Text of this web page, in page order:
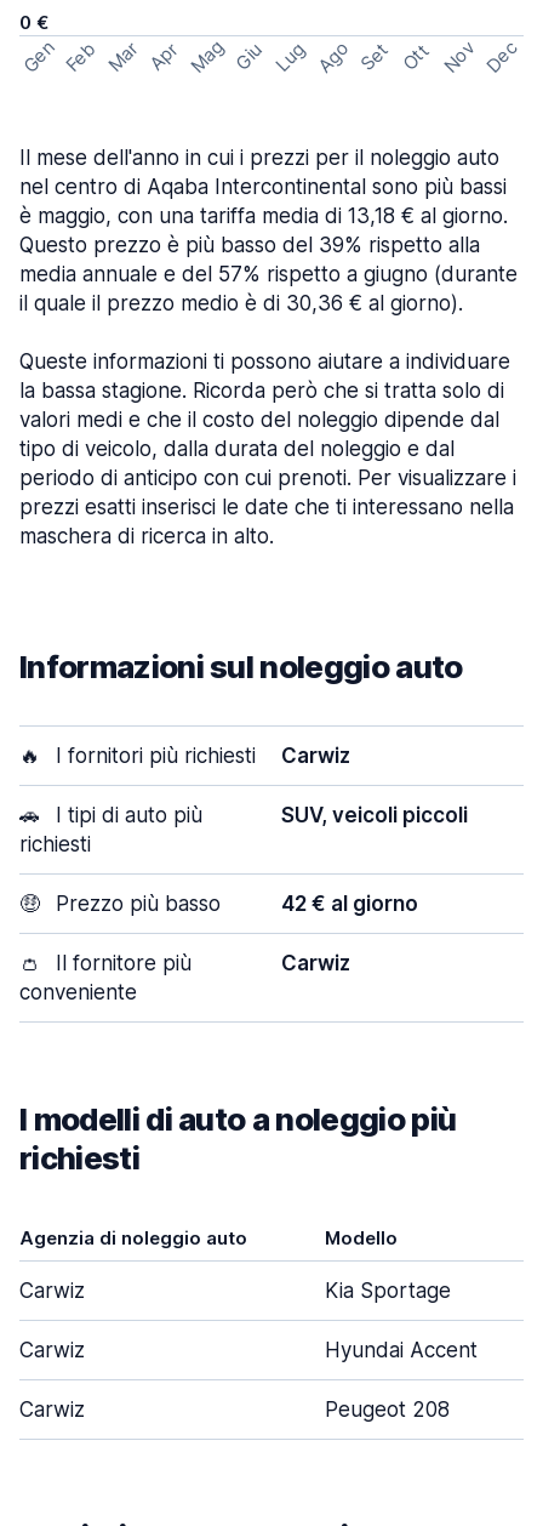
0 €
Gen Feb Mar Apr Mag Giu Lug Ago Set Ott Nov Dec
Il mese dell'anno in cui i prezzi per il noleggio auto
nel centro di Aqaba Intercontinental sono più bassi
è maggio, con una tariffa media di 13,18 € al giorno.
Questo prezzo è più basso del 39% rispetto alla
media annuale e del 57% rispetto a giugno (durante
il quale il prezzo medio è di 30,36 € al giorno).
Queste informazioni ti possono aiutare a individuare
la bassa stagione. Ricorda però che si tratta solo di
valori medi e che il costo del noleggio dipende dal
tipo di veicolo, dalla durata del noleggio e dal
periodo di anticipo con cui prenoti. Per visualizzare i
prezzi esatti inserisci le date che ti interessano nella
maschera di ricerca in alto.
Informazioni sul noleggio auto
🔥 I fornitori più richiesti Carwiz
🚗
I tipi di auto più
richiesti
SUV, veicoli piccoli
🤑 Prezzo più basso 42 € al giorno
👛
Il fornitore più
conveniente
Carwiz
I modelli di auto a noleggio più
richiesti
Agenzia di noleggio auto Modello
Carwiz Kia Sportage
Carwiz Hyundai Accent
Carwiz Peugeot 208